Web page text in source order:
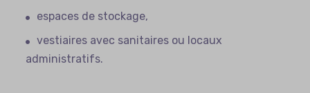
espaces de stockage,
vestiaires avec sanitaires ou locaux
administratifs.